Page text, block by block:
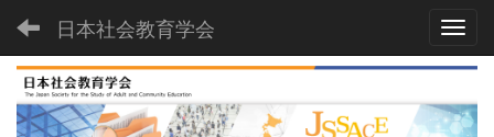
日本社会教育学会